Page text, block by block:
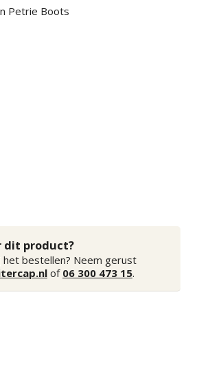
Petrie Boots
dit product?
bestellen? Neem gerust
of 06 300 473 15.